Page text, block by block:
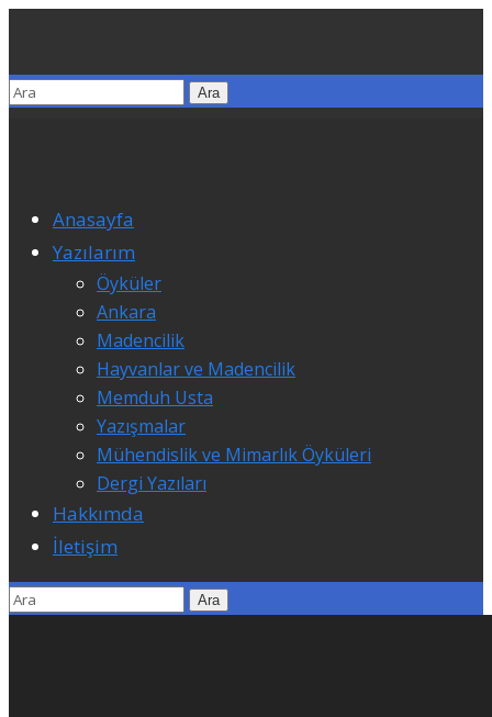
Anasayfa
Yazılarım
Öyküler
Ankara
Madencilik
Hayvanlar ve Madencilik
Memduh Usta
Yazışmalar
Mühendislik ve Mimarlık Öyküleri
Dergi Yazıları
Hakkımda
İletişim